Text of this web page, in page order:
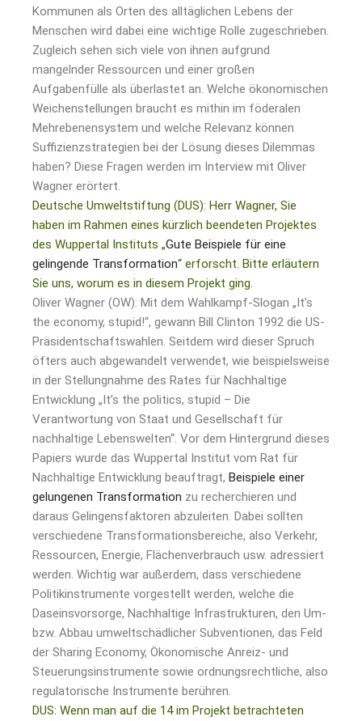
Kommunen als Orten des alltäglichen Lebens der
Menschen wird dabei eine wichtige Rolle zugeschrieben.
Zugleich sehen sich viele von ihnen aufgrund
mangelnder Ressourcen und einer großen
Aufgabenfülle als überlastet an. Welche ökonomischen
Weichenstellungen braucht es mithin im föderalen
Mehrebenensystem und welche Relevanz können
Suffizienzstrategien bei der Lösung dieses Dilemmas
haben? Diese Fragen werden im Interview mit Oliver
Wagner erörtert.
Deutsche Umweltstiftung (DUS): Herr Wagner, Sie
haben im Rahmen eines kürzlich beendeten Projektes
des Wuppertal Instituts „Gute Beispiele für eine
gelingende Transformation“ erforscht. Bitte erläutern
Sie uns, worum es in diesem Projekt ging.
Oliver Wagner (OW): Mit dem Wahlkampf-Slogan „It’s
the economy, stupid!“, gewann Bill Clinton 1992 die US-
Präsidentschaftswahlen. Seitdem wird dieser Spruch
öfters auch abgewandelt verwendet, wie beispielsweise
in der Stellungnahme des Rates für Nachhaltige
Entwicklung „It’s the politics, stupid – Die
Verantwortung von Staat und Gesellschaft für
nachhaltige Lebenswelten“. Vor dem Hintergrund dieses
Papiers wurde das Wuppertal Institut vom Rat für
Nachhaltige Entwicklung beauftragt, Beispiele einer
gelungenen Transformation zu recherchieren und
daraus Gelingensfaktoren abzuleiten. Dabei sollten
verschiedene Transformationsbereiche, also Verkehr,
Ressourcen, Energie, Flächenverbrauch usw. adressiert
werden. Wichtig war außerdem, dass verschiedene
Politikinstrumente vorgestellt werden, welche die
Daseinsvorsorge, Nachhaltige Infrastrukturen, den Um-
bzw. Abbau umweltschädlicher Subventionen, das Feld
der Sharing Economy, Ökonomische Anreiz- und
Steuerungsinstrumente sowie ordnungsrechtliche, also
regulatorische Instrumente berühren.
DUS: Wenn man auf die 14 im Projekt betrachteten